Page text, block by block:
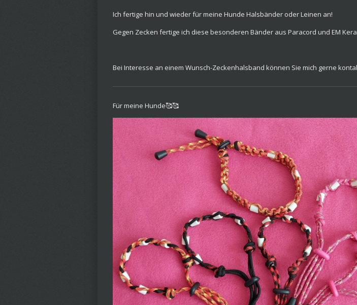
Ich fertige hin und wieder für meine Hunde Halsbänder oder Leinen an!
Gegen Zecken fertige ich diese besonderen Bänder aus Paracord und EM
Bei Interesse an einem Wunsch-Zeckenhalsband können Sie mich gerne
Für meine Hunde🥰🥰